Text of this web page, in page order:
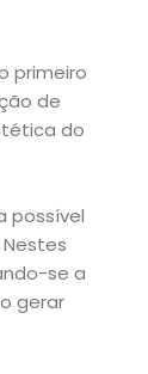
primeiro
de
do
possível
se a
gerar